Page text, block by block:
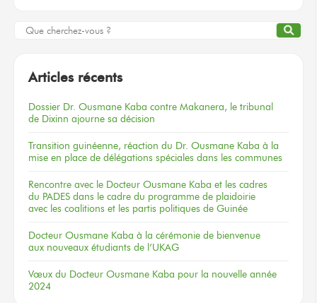
Articles récents
Dossier Dr. Ousmane Kaba contre Makanera, le tribunal
de Dixinn ajourne sa décision
Transition guinéenne, réaction du Dr. Ousmane Kaba à la
mise en place de délégations spéciales dans les communes
Rencontre avec le Docteur Ousmane Kaba et les cadres
du PADES dans le cadre du programme de plaidoirie
avec les coalitions et les partis politiques de Guinée
Docteur Ousmane Kaba à la cérémonie de bienvenue
aux nouveaux étudiants de l’UKAG
Vœux du Docteur Ousmane Kaba pour la nouvelle année
2024